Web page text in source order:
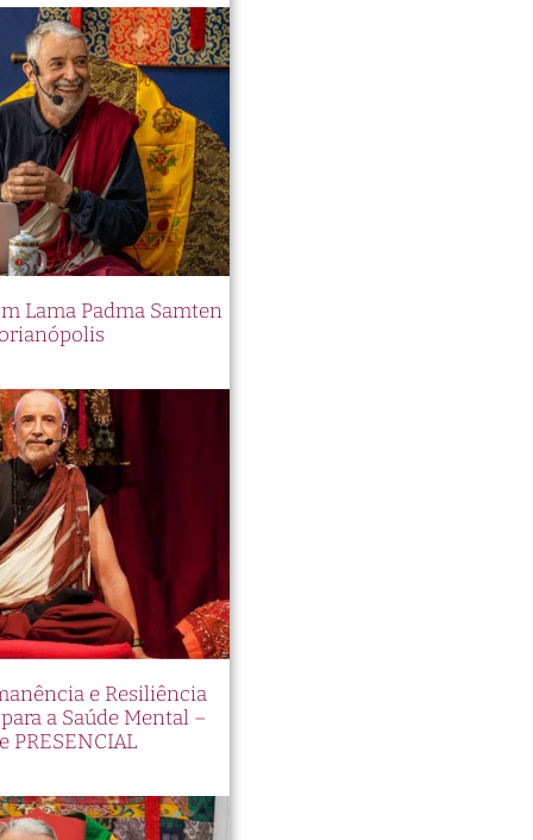
Lama Padma Samten
e Resiliência
a Saúde Mental –
PRESENCIAL